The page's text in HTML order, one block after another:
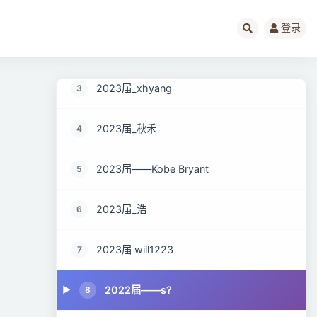
登录
3 2023届_xhyang
4 2023届_秋禾
5 2023届——Kobe Bryant
6 2023届_浩
7 2023届 will1223
8 2022届——s?